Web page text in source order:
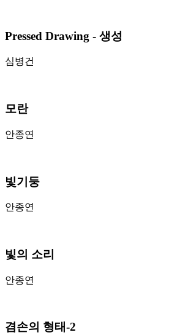
Pressed Drawing - 생성
심병건
모란
안종연
빛기둥
안종연
빛의 소리
안종연
겸손의 형태-2